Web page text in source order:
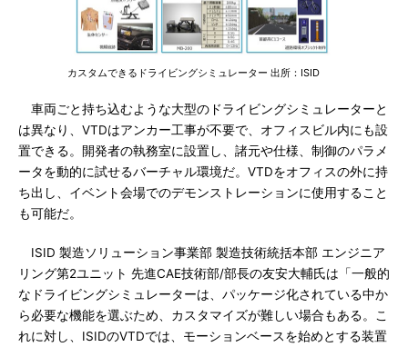
カスタムできるドライビングシミュレーター 出所：ISID
車両ごと持ち込むような大型のドライビングシミュレーターと
は異なり、VTDはアンカー工事が不要で、オフィスビル内にも設
置できる。開発者の執務室に設置し、諸元や仕様、制御のパラメ
ータを動的に試せるバーチャル環境だ。VTDをオフィスの外に持
ち出し、イベント会場でのデモンストレーションに使用すること
も可能だ。
ISID 製造ソリューション事業部 製造技術統括本部 エンジニア
リング第2ユニット 先進CAE技術部/部長の友安大輔氏は「一般的
なドライビングシミュレーターは、パッケージ化されている中か
ら必要な機能を選ぶため、カスタマイズが難しい場合もある。こ
れに対し、ISIDのVTDでは、モーションベースを始めとする装置